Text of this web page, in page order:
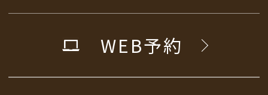
WEB予約